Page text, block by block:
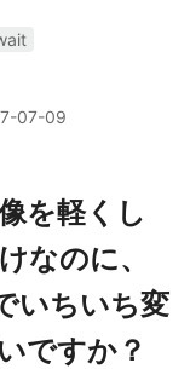
07-09
を軽くし
なのに、
いちいち変
ですか？